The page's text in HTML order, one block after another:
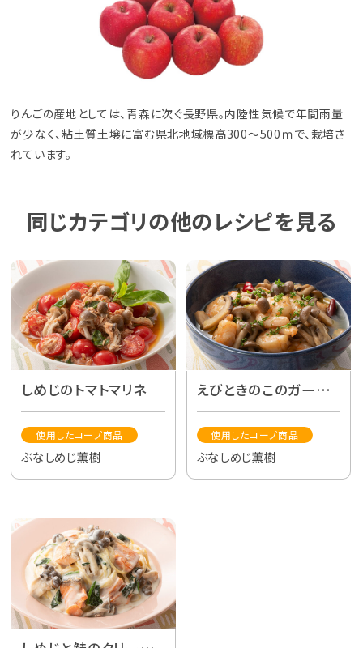
りんごの産地としては、青森に次ぐ長野県。内陸性気候で年間雨量
が少なく、粘土質土壌に富む県北地域標高300～500ｍで、栽培さ
れています。
同じカテゴリの他のレシピを見る
しめじのトマトマリネ
使用したコープ商品
ぶなしめじ薫樹
えびときのこのガーリッ
クオイル炒め
使用したコープ商品
ぶなしめじ薫樹